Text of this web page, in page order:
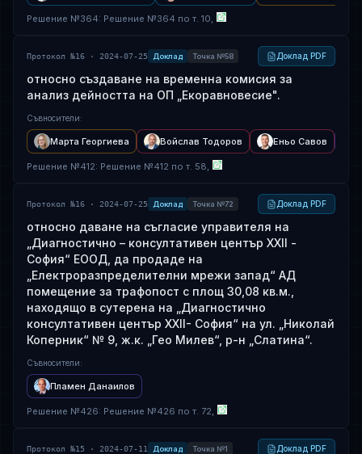
Решение №364: Решение №364 по т. 10,
Протокол №16 · 2024-07-25 Доклад Точка №58 Доклад PDF
относно създаване на временна комисия за
анализ дейността на ОП „Екоравновесие".
Съвносители:
Марта Георгиева Войслав Тодоров Еньо Савов
Решение №412: Решение №412 по т. 58,
Протокол №16 · 2024-07-25 Доклад Точка №72 Доклад PDF
относно даване на съгласие управителя на
„Диагностично – консултативен център XXII -
София“ ЕООД, да продаде на
„Електроразпределителни мрежи запад“ АД
помещение за трафопост с площ 30,08 кв.м.,
находящо в сутерена на „Диагностично
консултативен център XXII- София“ на ул. „Николай
Коперник“ № 9, ж.к. „Гео Милев“, р-н „Слатина“.
Съвносители:
Пламен Данаилов
Решение №426: Решение №426 по т. 72,
Протокол №15 · 2024-07-11 Доклад Точка №1 Доклад PDF